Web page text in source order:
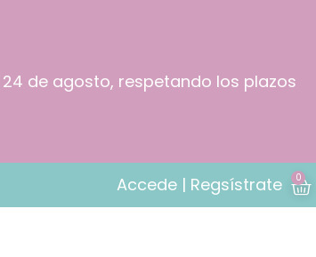
de agosto, respetando los plazos
Accede | Regsístrate 0